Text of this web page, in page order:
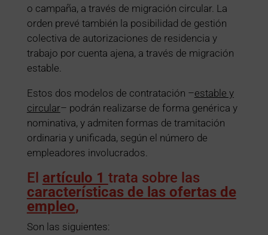
o campaña, a través de migración circular. La
orden prevé también la posibilidad de gestión
colectiva de autorizaciones de residencia y
trabajo por cuenta ajena, a través de migración
estable.
Estos dos modelos de contratación –estable y
circular– podrán realizarse de forma genérica y
nominativa, y admiten formas de tramitación
ordinaria y unificada, según el número de
empleadores involucrados.
El artículo 1 trata sobre las
características de las ofertas de
empleo,
Son las siguientes: